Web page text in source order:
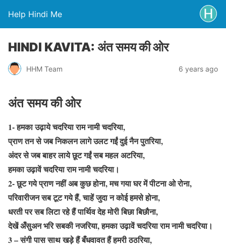
Help Hindi Me
HINDI KAVITA: अंत समय की ओर
HHM Team 6 years ago
अंत समय की ओर
1- हमका उढ़ाये चदरिया राम नामी चदरिया,
प्राण तन से जब निकलन लागे उलट गईं दुई नैन पुतरिया,
अंदर से जब बाहर लाये छूट गईं सब महल अटरिया,
हमका उढ़ावें चदरिया राम नामी चदरिया।
2- छूट गये प्राण नहीं अब कुछ होना, मच गया घर में पीटना ओ रोना,
परिवारीजन सब टूट गये हैं, चाहें जुदा न कोई हमसे होना,
धरती पर सब लिटा रहे हैं पार्थिव देह मोरी बिछा बिछौना,
देखें अँसुअन भरि सबकी नजरिया, हमका उढ़ावें चदरिया राम नामी चदरिया।
3 – संगी पास साथ खड़े हैं बँधवावत हैं हमरी ठठरिया,